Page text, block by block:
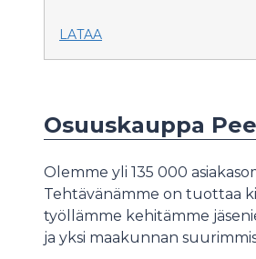
LATAA
Osuuskauppa
Olemme yli 135 000
Tehtävänämme on tuottaa
työllämme kehitämme
ja yksi maakunnan